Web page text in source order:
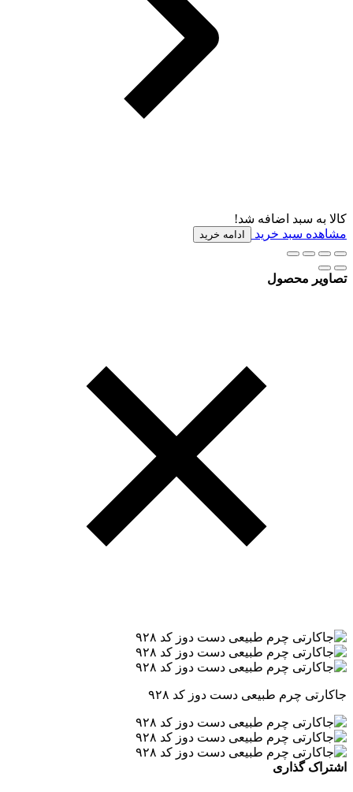
کالا به سبد اضافه شد!
مشاهده سبد خرید
ادامه خرید
تصاویر محصول
جاکارتی چرم طبیعی دست دوز کد ۹۲۸
اشتراک گذاری